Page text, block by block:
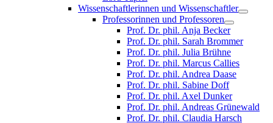
Wissenschaftlerinnen und Wissenschaftler
Professorinnen und Professoren
Prof. Dr. phil. Anja Becker
Prof. Dr. phil. Sarah Brommer
Prof. Dr. phil. Julia Brühne
Prof. Dr. phil. Marcus Callies
Prof. Dr. phil. Andrea Daase
Prof. Dr. phil. Sabine Doff
Prof. Dr. phil. Axel Dunker
Prof. Dr. phil. Andreas Grünewald
Prof. Dr. phil. Claudia Harsch